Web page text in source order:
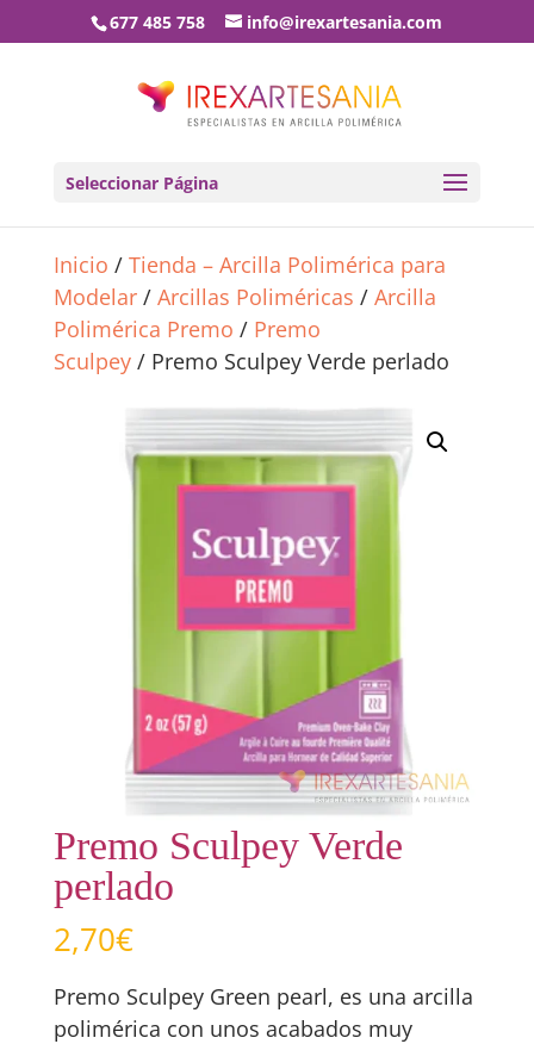
677 485 758 info@irexartesania.com
Seleccionar Página
Inicio / Tienda – Arcilla Polimérica para
Modelar/ Arcillas Poliméricas / Arcilla
Polimérica Premo / Premo
Sculpey/ Premo Sculpey Verde perlado
Premo Sculpey Verde
perlado
2,70€
Premo Sculpey Green pearl, es una arcilla
polimérica con unos acabados muy